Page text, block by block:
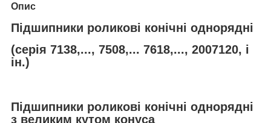
Опис
Підшипники роликові конічні однорядні
(серія 7138,..., 7508,... 7618,..., 2007120, і
ін.)
Підшипники роликові конічні однорядні
з великим кутом конуса